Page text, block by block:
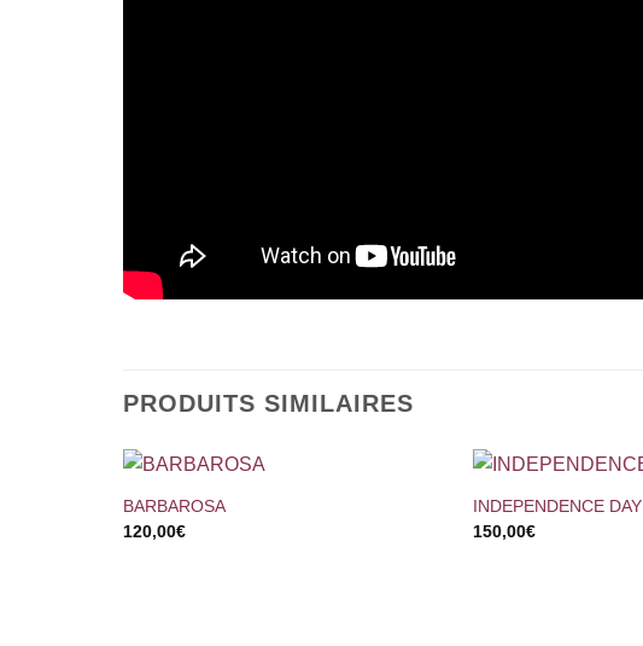
PRODUITS SIMILAIRES
+
BARBAROSA
120,00€
+
INDEPENDENCE DAY
150,00€